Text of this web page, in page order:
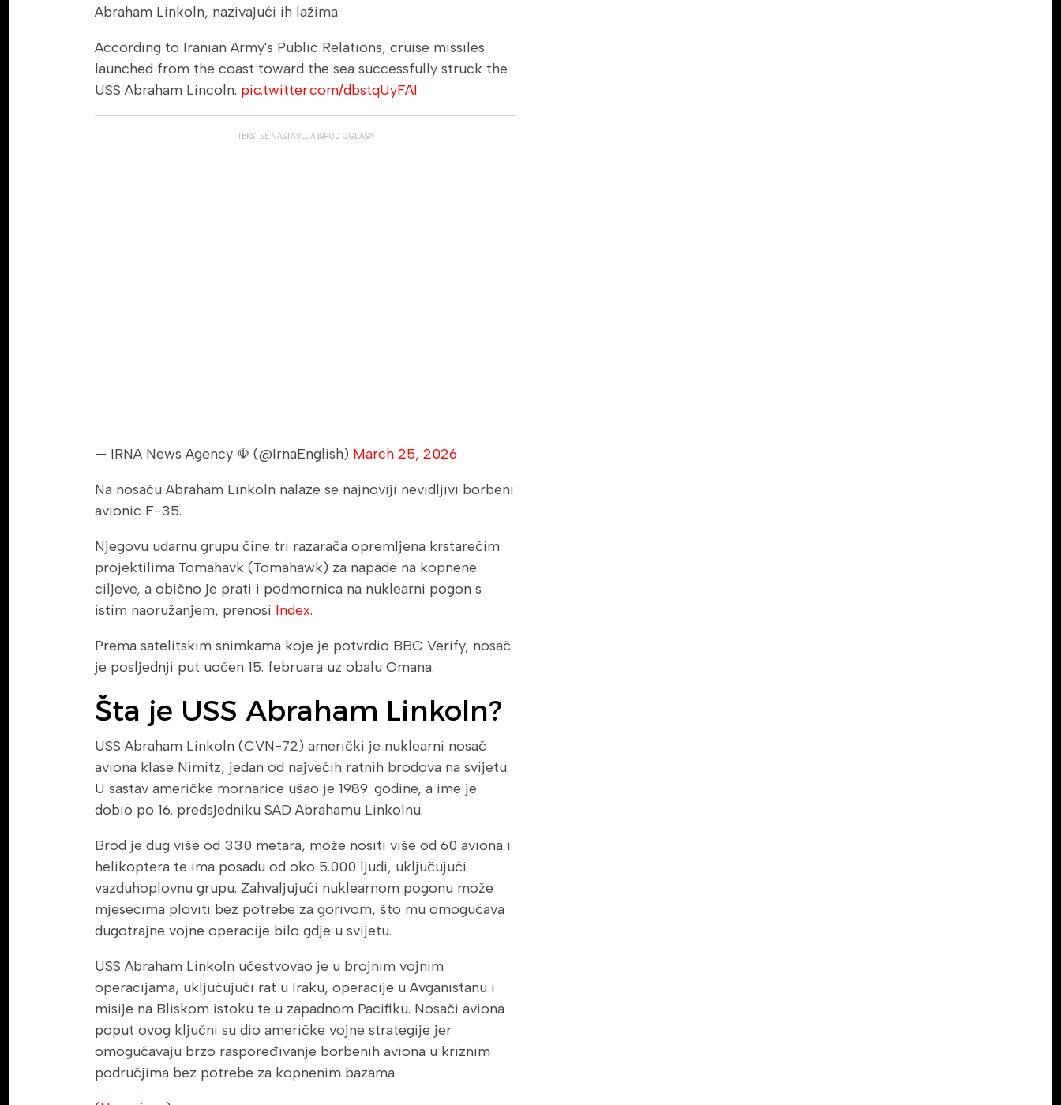
Abraham Linkoln, nazivajući ih lažima.
According to Iranian Army's Public Relations, cruise missiles
launched from the coast toward the sea successfully struck the
USS Abraham Lincoln. pic.twitter.com/dbstqUyFAI
TEKST SE NASTAVLJA ISPOD OGLASA
— IRNA News Agency ☫ (@IrnaEnglish) March 25, 2026
Na nosaču Abraham Linkoln nalaze se najnoviji nevidljivi borbeni
avionic F-35.
Njegovu udarnu grupu čine tri razarača opremljena krstarećim
projektilima Tomahavk (Tomahawk) za napade na kopnene
ciljeve, a obično je prati i podmornica na nuklearni pogon s
istim naoružanjem, prenosi Index.
Prema satelitskim snimkama koje je potvrdio BBC Verify, nosač
je posljednji put uočen 15. februara uz obalu Omana.
Šta je USS Abraham Linkoln?
USS Abraham Linkoln (CVN-72) američki je nuklearni nosač
aviona klase Nimitz, jedan od najvećih ratnih brodova na svijetu.
U sastav američke mornarice ušao je 1989. godine, a ime je
dobio po 16. predsjedniku SAD Abrahamu Linkolnu.
Brod je dug više od 330 metara, može nositi više od 60 aviona i
helikoptera te ima posadu od oko 5.000 ljudi, uključujući
vazduhoplovnu grupu. Zahvaljujući nuklearnom pogonu može
mjesecima ploviti bez potrebe za gorivom, što mu omogućava
dugotrajne vojne operacije bilo gdje u svijetu.
USS Abraham Linkoln učestvovao je u brojnim vojnim
operacijama, uključujući rat u Iraku, operacije u Avganistanu i
misije na Bliskom istoku te u zapadnom Pacifiku. Nosači aviona
poput ovog ključni su dio američke vojne strategije jer
omogućavaju brzo raspoređivanje borbenih aviona u kriznim
područjima bez potrebe za kopnenim bazama.